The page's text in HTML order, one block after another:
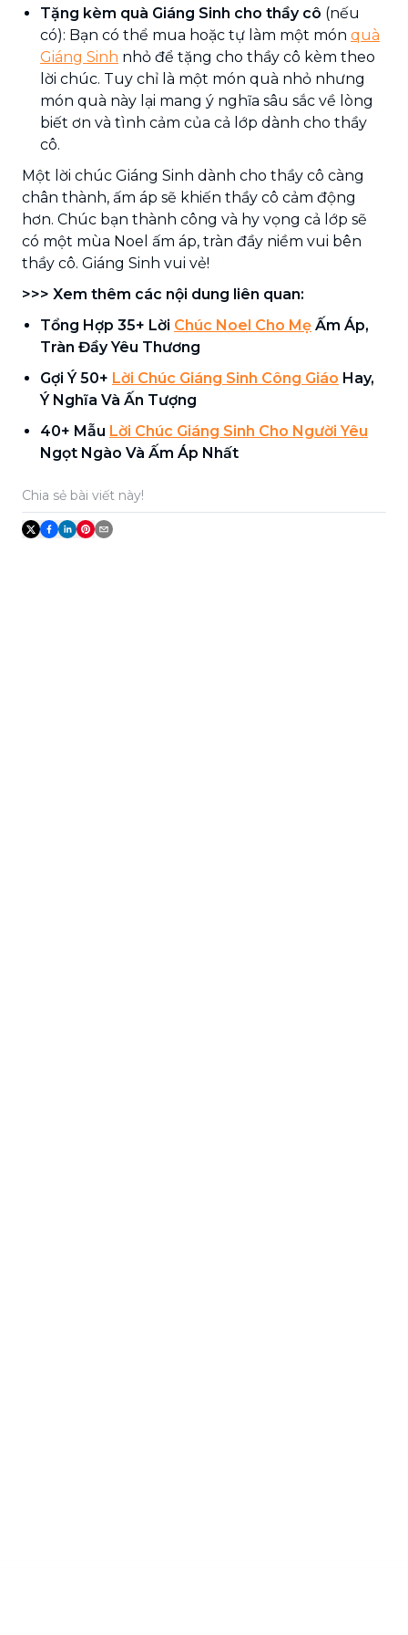
Tặng kèm quà Giáng Sinh cho thầy cô (nếu
có): Bạn có thể mua hoặc tự làm một món quà
Giáng Sinh nhỏ để tặng cho thầy cô kèm theo
lời chúc. Tuy chỉ là một món quà nhỏ nhưng
món quà này lại mang ý nghĩa sâu sắc về lòng
biết ơn và tình cảm của cả lớp dành cho thầy
cô.
Một lời chúc Giáng Sinh dành cho thầy cô càng
chân thành, ấm áp sẽ khiến thầy cô cảm động
hơn. Chúc bạn thành công và hy vọng cả lớp sẽ
có một mùa Noel ấm áp, tràn đầy niềm vui bên
thầy cô. Giáng Sinh vui vẻ!
>>> Xem thêm các nội dung liên quan:
Tổng Hợp 35+ Lời Chúc Noel Cho Mẹ Ấm Áp,
Tràn Đầy Yêu Thương
Gợi Ý 50+ Lời Chúc Giáng Sinh Công Giáo Hay,
Ý Nghĩa Và Ấn Tượng
40+ Mẫu Lời Chúc Giáng Sinh Cho Người Yêu
Ngọt Ngào Và Ấm Áp Nhất
Chia sẻ bài viết này!